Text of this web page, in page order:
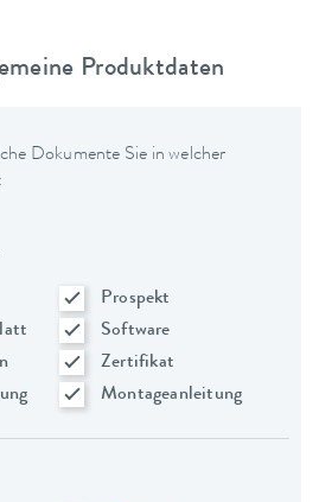
Produktdaten
Dokumente Sie in welcher
Prospekt
Software
Zertifikat
Montageanleitung